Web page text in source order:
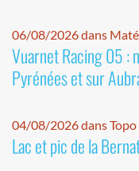
06/08/2026 dans
Vuarnet Racing 05 :
Pyrénées et sur
04/08/2026 dans Topo
Lac et pic de la